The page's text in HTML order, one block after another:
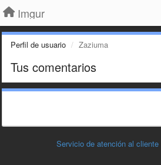
Imgur
Perfil de usuario Zaziuma
Tus comentarios
Servicio de atención al cliente